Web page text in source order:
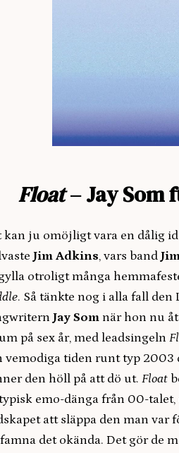
Float– Jay Som
kan ju omöjligt vara en dålig
Jim Adkins, vars band
otroligt många
. Så tänkte nog i alla fall den
Jay Som när hon nu
på sex år, med leadsingeln
vemodiga tiden runt typ 2003
den höll på att dö ut. Float
emo-dänga från 00-talet,
att släppa den man var
det okända. Det gör de